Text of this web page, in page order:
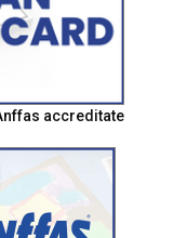
accreditate